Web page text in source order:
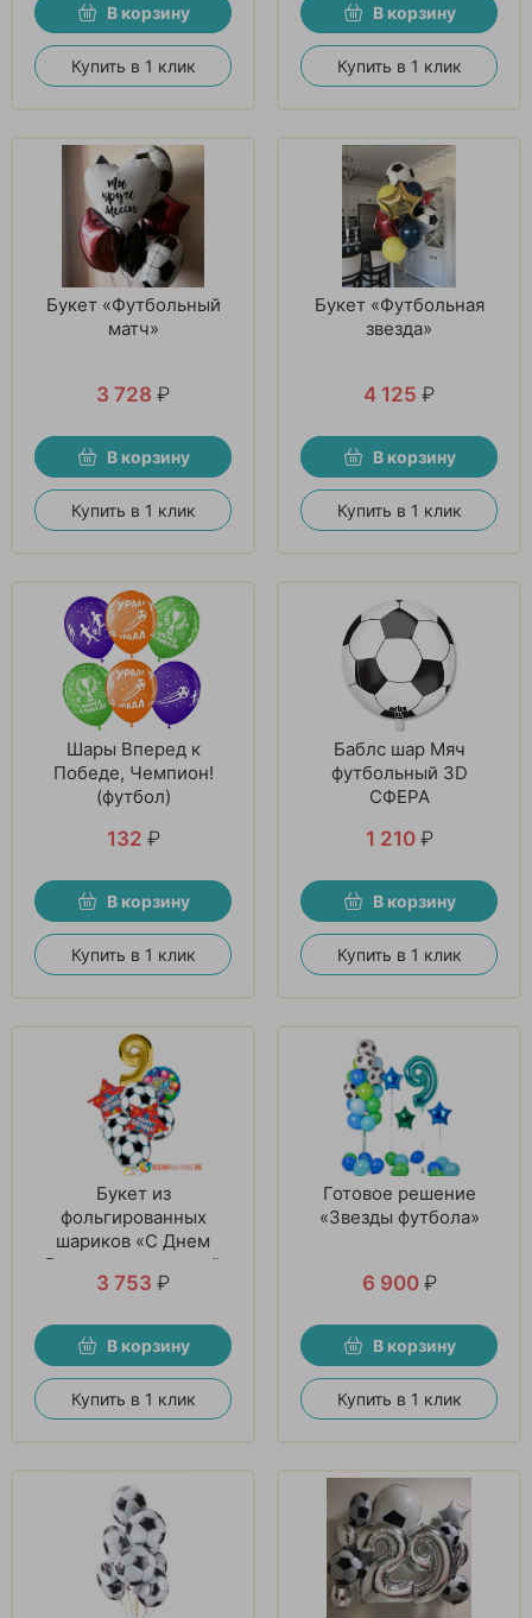
В корзину
Купить в 1 клик
В корзину
Купить в 1 клик
Букет «Футбольный
матч»
3 728 ₽
В корзину
Купить в 1 клик
Букет «Футбольная
звезда»
4 125 ₽
В корзину
Купить в 1 клик
Шары Вперед к
Победе, Чемпион!
(футбол)
132 ₽
В корзину
Купить в 1 клик
Баблс шар Мяч
футбольный 3D
СФЕРА
1 210 ₽
В корзину
Купить в 1 клик
Букет из
фольгированных
шариков «С Днем
Рождения, молодой
футболист!»
3 753 ₽
В корзину
Купить в 1 клик
Готовое решение
«Звезды футбола»
6 900 ₽
В корзину
Купить в 1 клик